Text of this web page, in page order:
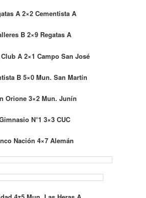
A 2×2 Cementista A
B 2×9 Regatas A
A 2×1 Campo San José
B 5×0 Mun. San Martín
Orione 3×2 Mun. Junín
N°1 3×3 CUC
Nación 4×7 Alemán